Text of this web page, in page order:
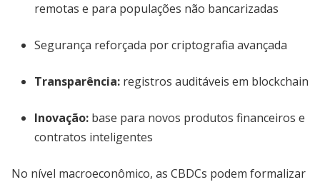
remotas e para populações não bancarizadas
Segurança reforçada por criptografia avançada
Transparência: registros auditáveis em blockchain
Inovação: base para novos produtos financeiros e
contratos inteligentes
No nível macroeconômico, as CBDCs podem formalizar